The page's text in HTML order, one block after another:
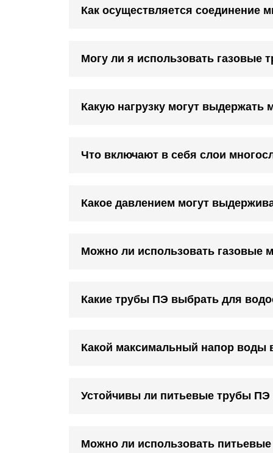
Как осуществляется соединение
Могу ли я использовать газовые
Какую нагрузку могут
Что включают в себя слои
Какое давлением могут
Можно ли использовать газовые
Какие трубы ПЭ выбрать для
Какой максимальный напор
Устойчивы ли питьевые трубы ПЭ
Можно ли использовать